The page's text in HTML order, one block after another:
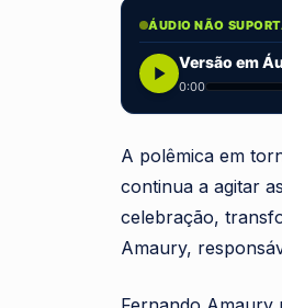
ÁUDIO NÃO
Versão em
0:00
A polêmica em
continua a agitar
celebração,
Amaury,